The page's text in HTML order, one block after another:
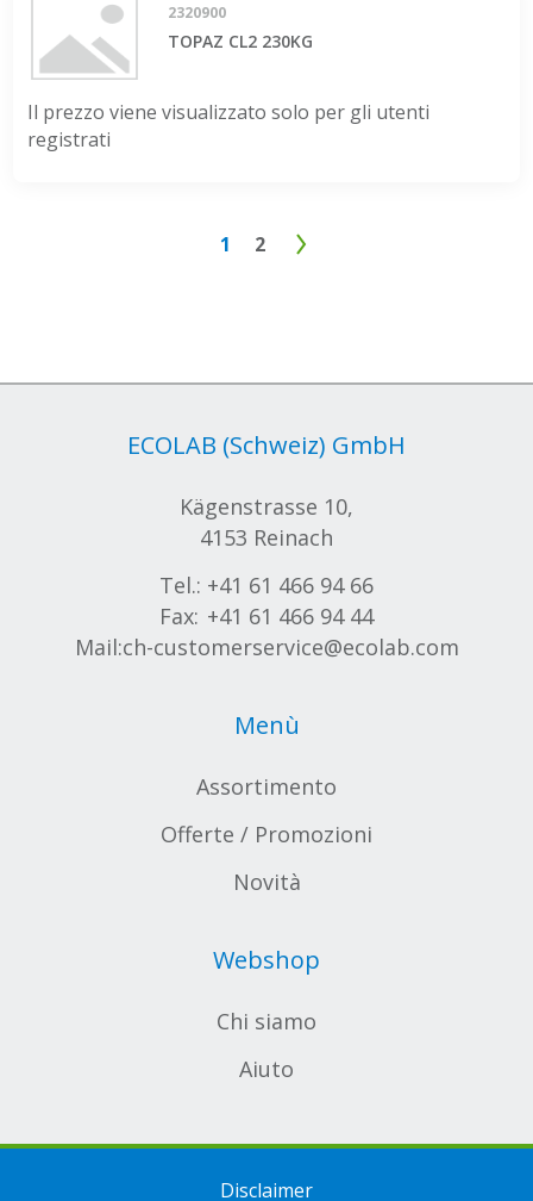
2320900
TOPAZ CL2 230KG
Il prezzo viene visualizzato solo per gli utenti
registrati
1 2
ECOLAB (Schweiz) GmbH
Kägenstrasse 10,
4153 Reinach
Tel.: +41 61 466 94 66
Fax: +41 61 466 94 44
Mail:ch-customerservice@ecolab.com
Menù
Assortimento
Offerte / Promozioni
Novità
Webshop
Chi siamo
Aiuto
Disclaimer